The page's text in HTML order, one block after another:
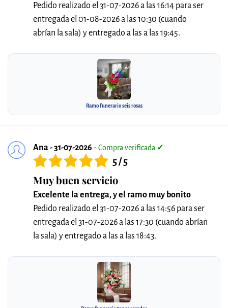
Pedido realizado el 31-07-2026 a las 16:14 para ser
entregada el 01-08-2026 a las 10:30 (cuando
abrían la sala) y entregado a las a las 19:45.
Ramo funerario seis rosas
Ana - 31-07-2026 - Compra verificada ✓
5 / 5
Muy buen servicio
Excelente la entrega, y el ramo muy bonito
Pedido realizado el 31-07-2026 a las 14:56 para ser
entregada el 31-07-2026 a las 17:30 (cuando abrían
la sala) y entregado a las a las 18:43.